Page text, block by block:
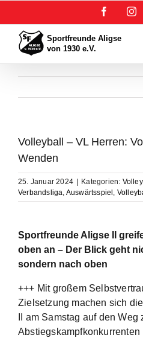
springen
Facebook
Volleyball – VL Herren:
Wenden
25. Januar 2024 Kategorien:
Verbandsliga, Auswärtsspiel ,
Sportfreunde Aligse II
oben an – Der Blick geht
sondern nach oben
+++ Mit großem
Zielsetzung machen sich
II am Samstag auf den